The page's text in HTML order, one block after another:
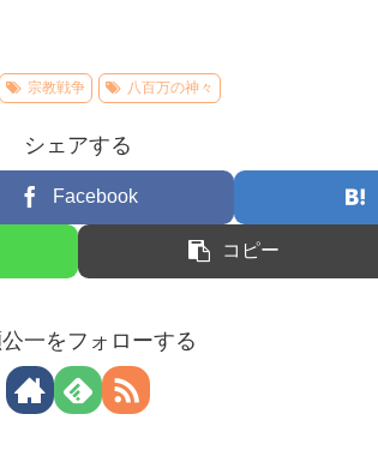
宗教戦争 八百万の神々
シェアする
Facebook
コピー
一をフォローする